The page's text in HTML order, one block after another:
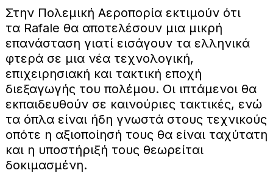
Στην Πολεμική Αεροπορία εκτιμούν ότι
τα Rafale θα αποτελέσουν μια μικρή
επανάσταση γιατί εισάγουν τα ελληνικά
φτερά σε μια νέα τεχνολογική,
επιχειρησιακή και τακτική εποχή
διεξαγωγής του πολέμου. Οι ιπτάμενοι θα
εκπαιδευθούν σε καινούριες τακτικές, ενώ
τα όπλα είναι ήδη γνωστά στους τεχνικούς
οπότε η αξιοποίησή τους θα είναι ταχύτατη
και η υποστήριξή τους θεωρείται
δοκιμασμένη.